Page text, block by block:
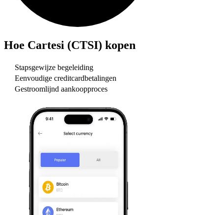
Hoe Cartesi (CTSI) kopen
Stapsgewijze begeleiding
Eenvoudige creditcardbetalingen
Gestroomlijnd aankoopproces